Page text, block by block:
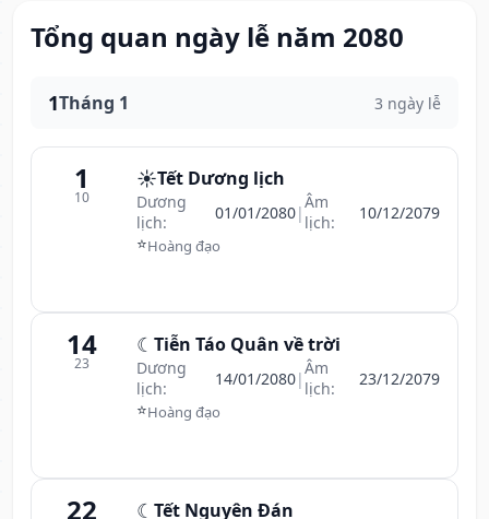
Tổng quan ngày lễ năm 2080
1Tháng 1 3 ngày lễ
1
10
☀️Tết Dương lịch
Dương
lịch:
01/01/2080|Âm
lịch:
10/12/2079
⭐Hoàng đạo
14
23
☾ Tiễn Táo Quân về trời
Dương
lịch:
14/01/2080|Âm
lịch:
23/12/2079
⭐Hoàng đạo
22 ☾ Tết Nguyên Đán